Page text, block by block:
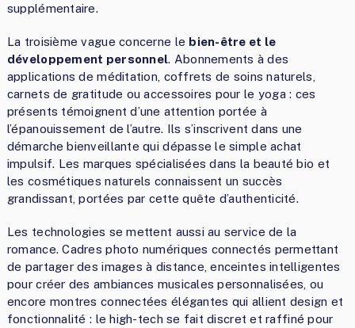
supplémentaire.
La troisième vague concerne le bien-être et le
développement personnel. Abonnements à des
applications de méditation, coffrets de soins naturels,
carnets de gratitude ou accessoires pour le yoga : ces
présents témoignent d’une attention portée à
l’épanouissement de l’autre. Ils s’inscrivent dans une
démarche bienveillante qui dépasse le simple achat
impulsif. Les marques spécialisées dans la beauté bio et
les cosmétiques naturels connaissent un succès
grandissant, portées par cette quête d’authenticité.
Les technologies se mettent aussi au service de la
romance. Cadres photo numériques connectés permettant
de partager des images à distance, enceintes intelligentes
pour créer des ambiances musicales personnalisées, ou
encore montres connectées élégantes qui allient design et
fonctionnalité : le high-tech se fait discret et raffiné pour